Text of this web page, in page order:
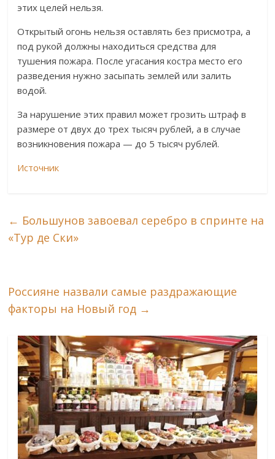
этих целей нельзя.
Открытый огонь нельзя оставлять без присмотра, а
под рукой должны находиться средства для
тушения пожара. После угасания костра место его
разведения нужно засыпать землей или залить
водой.
За нарушение этих правил может грозить штраф в
размере от двух до трех тысяч рублей, а в случае
возникновения пожара — до 5 тысяч рублей.
Источник
← Большунов завоевал серебро в спринте на
«Тур де Ски»
Россияне назвали самые раздражающие
факторы на Новый год →